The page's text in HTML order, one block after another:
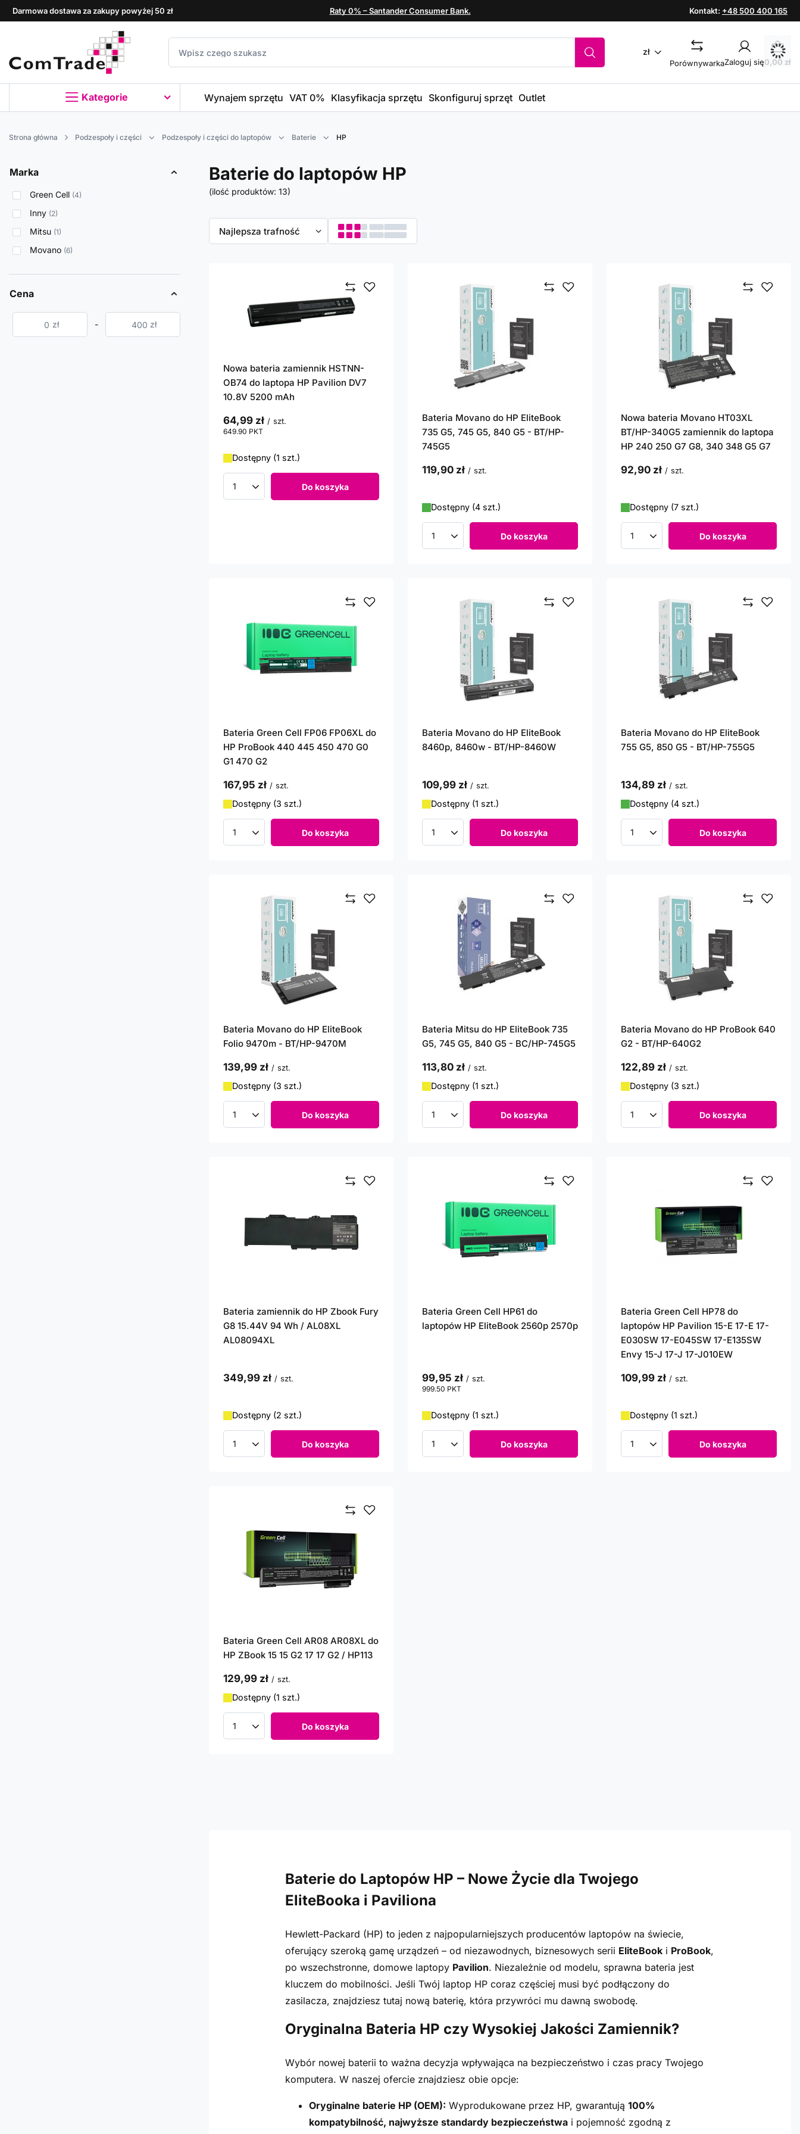
Darmowa dostawa za zakupy powyżej 50 zł Raty 0% – Santander Consumer Bank. Kontakt: +48 500 400 165
zł
PorównywarkaZaloguj się0,00 zł
Kategorie Wynajem sprzętu VAT 0% Klasyfikacja sprzętu Skonfiguruj sprzęt Outlet
Strona główna Podzespoły i części Podzespoły i części do laptopów Baterie HP
Marka
Green Cell 4
Inny 2
Mitsu 1
Movano 6
Cena
zł - zł
Baterie do laptopów HP
(ilość produktów: 13)
Zmień sortowanie
Najlepsza trafność
Nowa bateria zamiennik HSTNN-
OB74 do laptopa HP Pavilion DV7
10.8V 5200 mAh
64,99 zł / szt.
649.90 PKT
Dostępny (1 szt.)
Ilość produktów Do koszyka
Bateria Movano do HP EliteBook
735 G5, 745 G5, 840 G5 - BT/HP-
745G5
119,90 zł / szt.
Dostępny (4 szt.)
Ilość produktów Do koszyka
Nowa bateria Movano HT03XL
BT/HP-340G5 zamiennik do laptopa
HP 240 250 G7 G8, 340 348 G5 G7
92,90 zł / szt.
Dostępny (7 szt.)
Ilość produktów Do koszyka
Bateria Green Cell FP06 FP06XL do
HP ProBook 440 445 450 470 G0
G1 470 G2
167,95 zł / szt.
Dostępny (3 szt.)
Ilość produktów Do koszyka
Bateria Movano do HP EliteBook
8460p, 8460w - BT/HP-8460W
109,99 zł / szt.
Dostępny (1 szt.)
Ilość produktów Do koszyka
Bateria Movano do HP EliteBook
755 G5, 850 G5 - BT/HP-755G5
134,89 zł / szt.
Dostępny (4 szt.)
Ilość produktów Do koszyka
Bateria Movano do HP EliteBook
Folio 9470m - BT/HP-9470M
139,99 zł / szt.
Dostępny (3 szt.)
Ilość produktów Do koszyka
Bateria Mitsu do HP EliteBook 735
G5, 745 G5, 840 G5 - BC/HP-745G5
113,80 zł / szt.
Dostępny (1 szt.)
Ilość produktów Do koszyka
Bateria Movano do HP ProBook 640
G2 - BT/HP-640G2
122,89 zł / szt.
Dostępny (3 szt.)
Ilość produktów Do koszyka
Bateria zamiennik do HP Zbook Fury
G8 15.44V 94 Wh / AL08XL
AL08094XL
349,99 zł / szt.
Dostępny (2 szt.)
Ilość produktów Do koszyka
Bateria Green Cell HP61 do
laptopów HP EliteBook 2560p 2570p
99,95 zł / szt.
999.50 PKT
Dostępny (1 szt.)
Ilość produktów Do koszyka
Bateria Green Cell HP78 do
laptopów HP Pavilion 15-E 17-E 17-
E030SW 17-E045SW 17-E135SW
Envy 15-J 17-J 17-J010EW
109,99 zł / szt.
Dostępny (1 szt.)
Ilość produktów Do koszyka
Bateria Green Cell AR08 AR08XL do
HP ZBook 15 15 G2 17 17 G2 / HP113
129,99 zł / szt.
Dostępny (1 szt.)
Ilość produktów Do koszyka
Baterie do Laptopów HP – Nowe Życie dla Twojego
EliteBooka i Paviliona
Hewlett-Packard (HP) to jeden z najpopularniejszych producentów laptopów na świecie,
oferujący szeroką gamę urządzeń – od niezawodnych, biznesowych serii EliteBook i ProBook,
po wszechstronne, domowe laptopy Pavilion. Niezależnie od modelu, sprawna bateria jest
kluczem do mobilności. Jeśli Twój laptop HP coraz częściej musi być podłączony do
zasilacza, znajdziesz tutaj nową baterię, która przywróci mu dawną swobodę.
Oryginalna Bateria HP czy Wysokiej Jakości Zamiennik?
Wybór nowej baterii to ważna decyzja wpływająca na bezpieczeństwo i czas pracy Twojego
komputera. W naszej ofercie znajdziesz obie opcje:
Oryginalne baterie HP (OEM): Wyprodukowane przez HP, gwarantują 100%
kompatybilność, najwyższe standardy bezpieczeństwa i pojemność zgodną z